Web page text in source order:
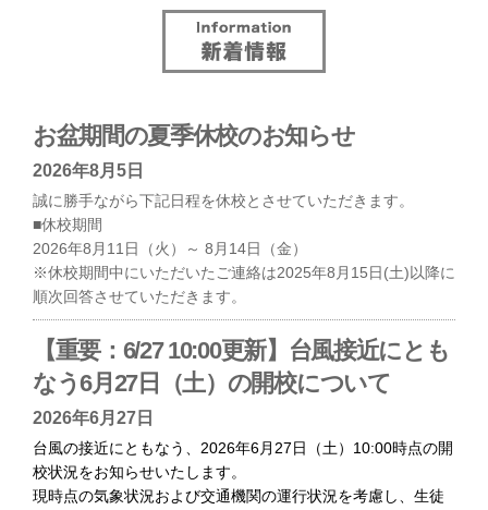
お盆期間の夏季休校のお知らせ
2026年8月5日
誠に勝手ながら下記日程を休校とさせていただきます。
■休校期間
2026年8月11日（火）～ 8月14日（金）
※休校期間中にいただいたご連絡は2025年8月15日(土)以降に
順次回答させていただきます。
【重要：6/27 10:00更新】台風接近にとも
なう6月27日（土）の開校について
2026年6月27日
台風の接近にともなう、2026年6月27日（土）10:00時点の開
校状況をお知らせいたします。
現時点の気象状況および交通機関の運行状況を考慮し、生徒